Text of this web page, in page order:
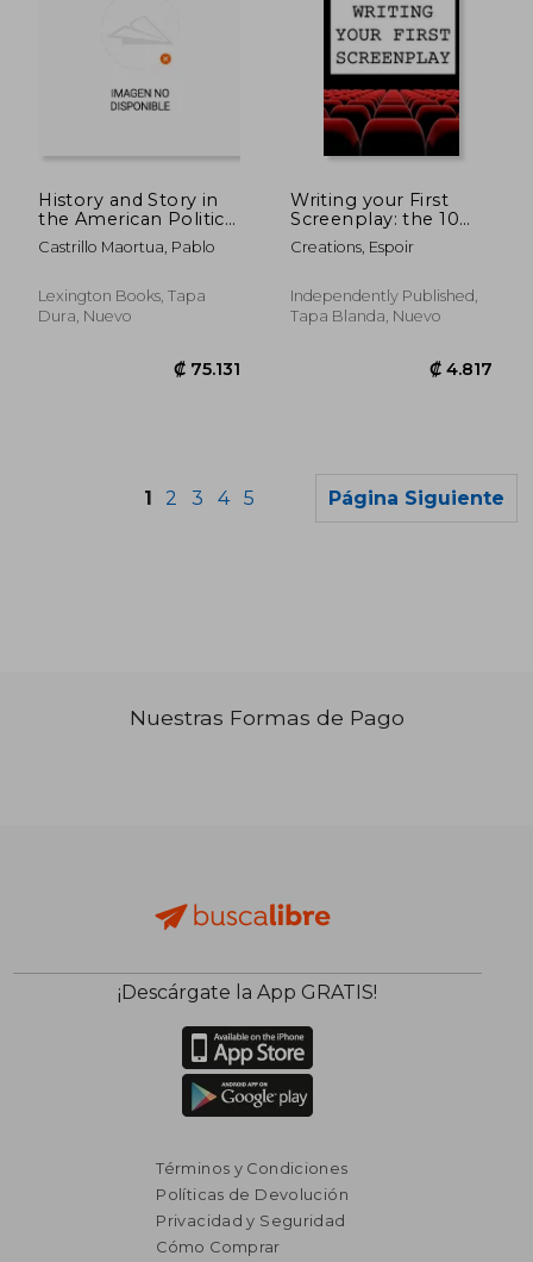
History and Story in
the American Political
Thriller Film:
Hollywood in the
Castrillo Maortua, Pablo
Lexington Books, Tapa
Dura, Nuevo
Writing your First
Screenplay: the 10
Essential Things, to
Write your First
Professional (en
Inglés)
Creations, Espoir
Independently Published,
Tapa Blanda, Nuevo
1 2 3 4 5 Página Siguiente
Nuestras Formas de Pago
¡Descárgate la App GRATIS!
Términos y Condiciones
Políticas de Devolución
Privacidad y Seguridad
Cómo Comprar